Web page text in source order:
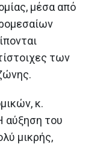
μέσα από
των
κ.
αύξηση του
μικρής,